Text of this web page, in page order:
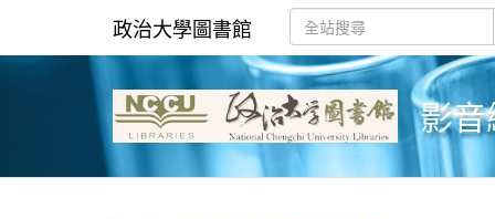
政治大學圖書館
影